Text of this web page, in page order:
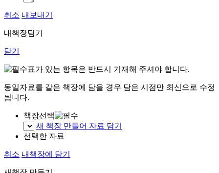
취소 내보내기
내책장담기
닫기
표가 있는 항목은 반드시 기재해 주셔야 합니다.
동일자료를 같은 책장에 담을 경우 담은 시점만 최신으로 수정
됩니다.
책장선택
새 책장 만들어 자료 담기
선택한 자료
취소 내책장에 담기